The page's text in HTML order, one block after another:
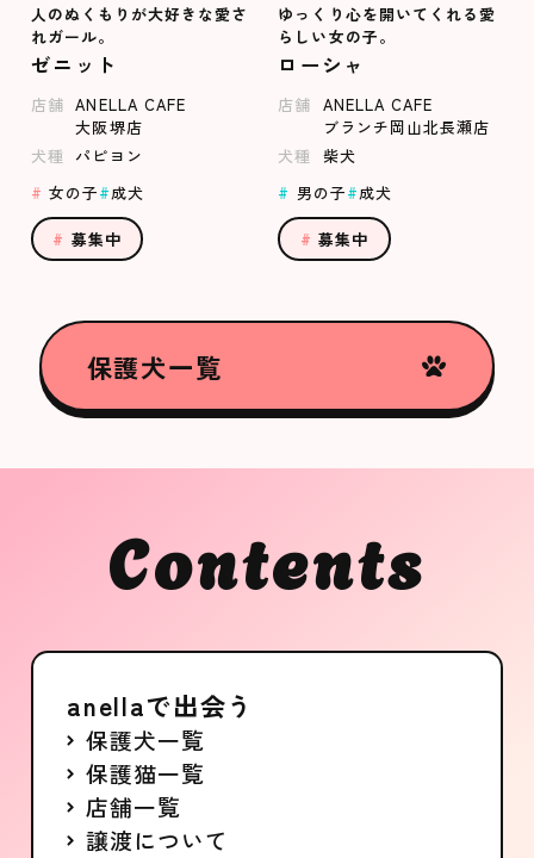
人のぬくもりが大好きな愛さ
れガール。
ゼニット
店舗 ANELLA CAFE
大阪堺店
犬種
パピヨン
女の子
成犬
募集中
ゆっくり心を開いてくれる愛
らしい女の子。
ローシャ
店舗 ANELLA CAFE
ブランチ岡山北長瀬店
犬種
柴犬
男の子
成犬
募集中
保護犬一覧
Contents
anellaで出会う
保護犬一覧
保護猫一覧
店舗一覧
譲渡について